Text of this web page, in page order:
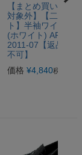
【まとめ買いSALE
対象外】【二枚セ
ト】半袖ワイシャ
(ホワイト)
2011-07【返品交換
不可】
価格 ¥4,840税込